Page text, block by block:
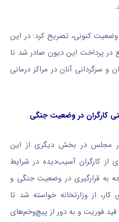
وضعیت کنونی، تصریح کرد: در این
پرداخت این دیون صادر شد تا
و سرگردانی آنان در مراکز درمانی
کارگران در وضعیت جنگی
مجلس در بخش دیگری از این
کارگران آسیب‌دیده در شرایط
به قرارگیری در وضعیت جنگی و
از وزارتخانه خواسته شد تا
قید فوریت و به دور از پیچ‌وخم‌های